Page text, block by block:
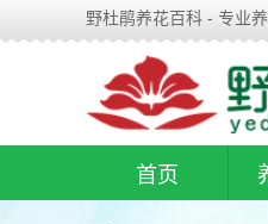
野杜鹃养花百科 - 专业
首页